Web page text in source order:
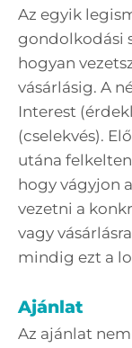
Az egyik
gondolkodási
hogyan
vásárlásig. A
Interest
(cselekvés).
utána
hogy vágyjon
vezetni a
vagy
mindig ezt a
Ajánlat
Az ajánlat